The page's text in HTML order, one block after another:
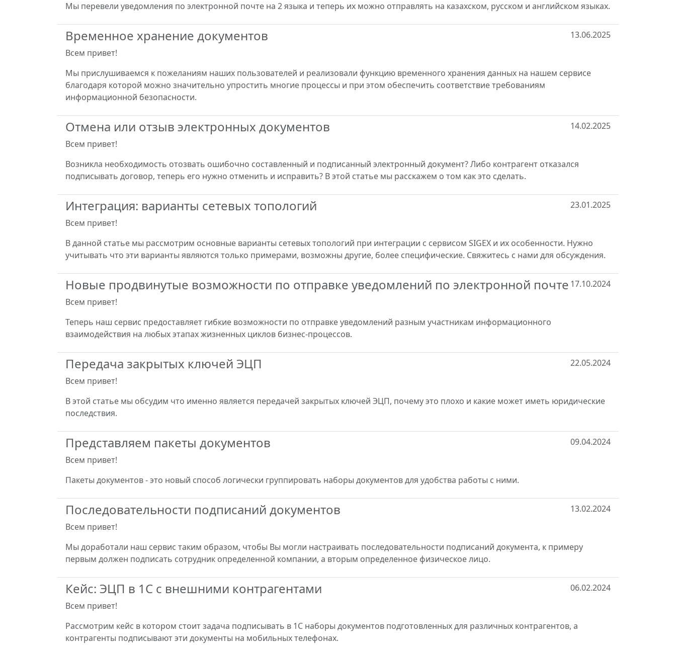
Мы перевели уведомления по электронной почте на 2 языка и теперь их можно отправлять на казахском, русском и английском языках.
Временное хранение документов
13.06.2025
Всем привет!
Мы прислушиваемся к пожеланиям наших пользователей и реализовали функцию временного хранения данных на нашем сервисе
благодаря которой можно значительно упростить многие процессы и при этом обеспечить соответствие требованиям
информационной безопасности.
Отмена или отзыв электронных документов
14.02.2025
Всем привет!
Возникла необходимость отозвать ошибочно составленный и подписанный электронный документ? Либо контрагент отказался
подписывать договор, теперь его нужно отменить и исправить? В этой статье мы расскажем о том как это сделать.
Интеграция: варианты сетевых топологий
23.01.2025
Всем привет!
В данной статье мы рассмотрим основные варианты сетевых топологий при интеграции с сервисом SIGEX и их особенности. Нужно
учитывать что эти варианты являются только примерами, возможны другие, более специфические. Свяжитесь с нами для обсуждения.
Новые продвинутые возможности по отправке уведомлений по электронной почте 17.10.2024
Всем привет!
Теперь наш сервис предоставляет гибкие возможности по отправке уведомлений разным участникам информационного
взаимодействия на любых этапах жизненных циклов бизнес-процессов.
Передача закрытых ключей ЭЦП
22.05.2024
Всем привет!
В этой статье мы обсудим что именно является передачей закрытых ключей ЭЦП, почему это плохо и какие может иметь юридические
последствия.
Представляем пакеты документов
09.04.2024
Всем привет!
Пакеты документов - это новый способ логически группировать наборы документов для удобства работы с ними.
Последовательности подписаний документов
13.02.2024
Всем привет!
Мы доработали наш сервис таким образом, чтобы Вы могли настраивать последовательности подписаний документа, к примеру
первым должен подписать сотрудник определенной компании, а вторым определенное физическое лицо.
Кейс: ЭЦП в 1С с внешними контрагентами
06.02.2024
Всем привет!
Рассмотрим кейс в котором стоит задача подписывать в 1С наборы документов подготовленных для различных контрагентов, а
контрагенты подписывают эти документы на мобильных телефонах.